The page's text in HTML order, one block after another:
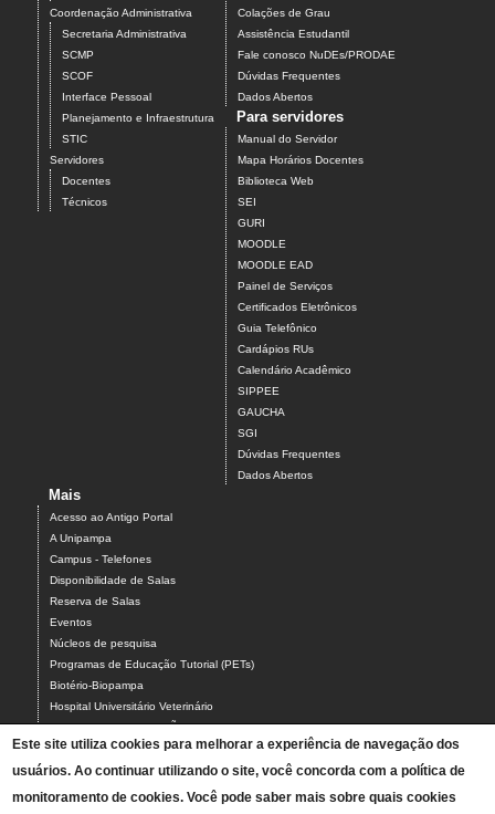
Coordenação Administrativa
Secretaria Administrativa
SCMP
SCOF
Interface Pessoal
Planejamento e Infraestrutura
STIC
Servidores
Docentes
Técnicos
Colações de Grau
Assistência Estudantil
Fale conosco NuDEs/PRODAE
Dúvidas Frequentes
Dados Abertos
Para servidores
Manual do Servidor
Mapa Horários Docentes
Biblioteca Web
SEI
GURI
MOODLE
MOODLE EAD
Painel de Serviços
Certificados Eletrônicos
Guia Telefônico
Cardápios RUs
Calendário Acadêmico
SIPPEE
GAUCHA
SGI
Dúvidas Frequentes
Dados Abertos
Mais
Acesso ao Antigo Portal
A Unipampa
Campus - Telefones
Disponibilidade de Salas
Reserva de Salas
Eventos
Núcleos de pesquisa
Programas de Educação Tutorial (PETs)
Biotério-Biopampa
Hospital Universitário Veterinário
Chamados MANUTENÇÃO PREDIAL E AR-CONDICIONADO
Chamados TIC-ASCOM-DIV BIBLIOTECAS-PROCADI
Comissão Eleitoral Local (CEL campus Uruguaiana)
Coordenação Local de Laboratórios
Este site utiliza cookies para melhorar a experiência de navegação dos
usuários. Ao continuar utilizando o site, você concorda com a política de
monitoramento de cookies. Você pode saber mais sobre quais cookies